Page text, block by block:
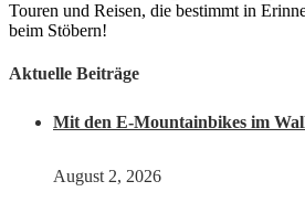
Touren und Reisen, die bestimmt in
beim Stöbern!
Aktuelle Beiträge
Mit den E-Mountainbikes im
August 2, 2026